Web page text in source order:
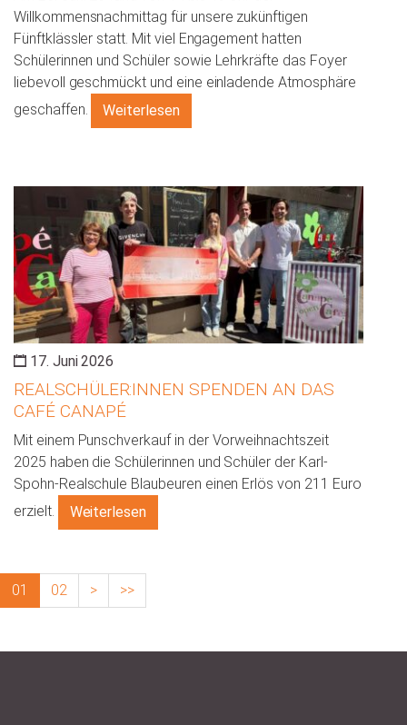
Willkommensnachmittag für unsere zukünftigen
Fünftklässler statt. Mit viel Engagement hatten
Schülerinnen und Schüler sowie Lehrkräfte das Foyer
liebevoll geschmückt und eine einladende Atmosphäre
geschaffen.
Weiterlesen
17. Juni 2026
REALSCHÜLER:INNEN SPENDEN AN DAS
CAFÉ CANAPÉ
Mit einem Punschverkauf in der Vorweihnachtszeit
2025 haben die Schülerinnen und Schüler der Karl-
Spohn-Realschule Blaubeuren einen Erlös von 211 Euro
erzielt.
Weiterlesen
01 02 > >>